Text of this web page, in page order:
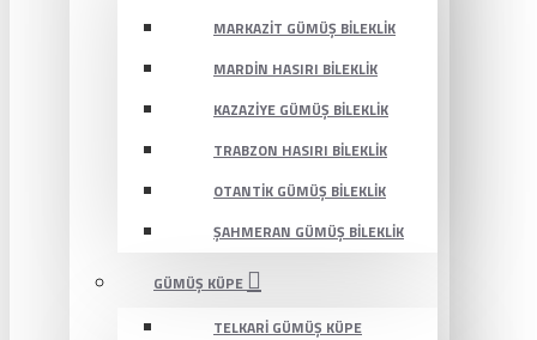
MARKAZIT GÜMÜŞ BILEKLIK
MARDIN HASIRI BILEKLIK
KAZAZIYE GÜMÜŞ BILEKLIK
TRABZON HASIRI BILEKLIK
OTANTIK GÜMÜŞ BILEKLIK
ŞAHMERAN GÜMÜŞ BILEKLIK
GÜMÜŞ KÜPE
TELKARI GÜMÜŞ KÜPE